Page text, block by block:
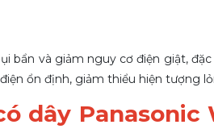
bẩn và giảm nguy cơ điện giật,
ổn định, giảm thiểu hiện tượng
dây Panasonic